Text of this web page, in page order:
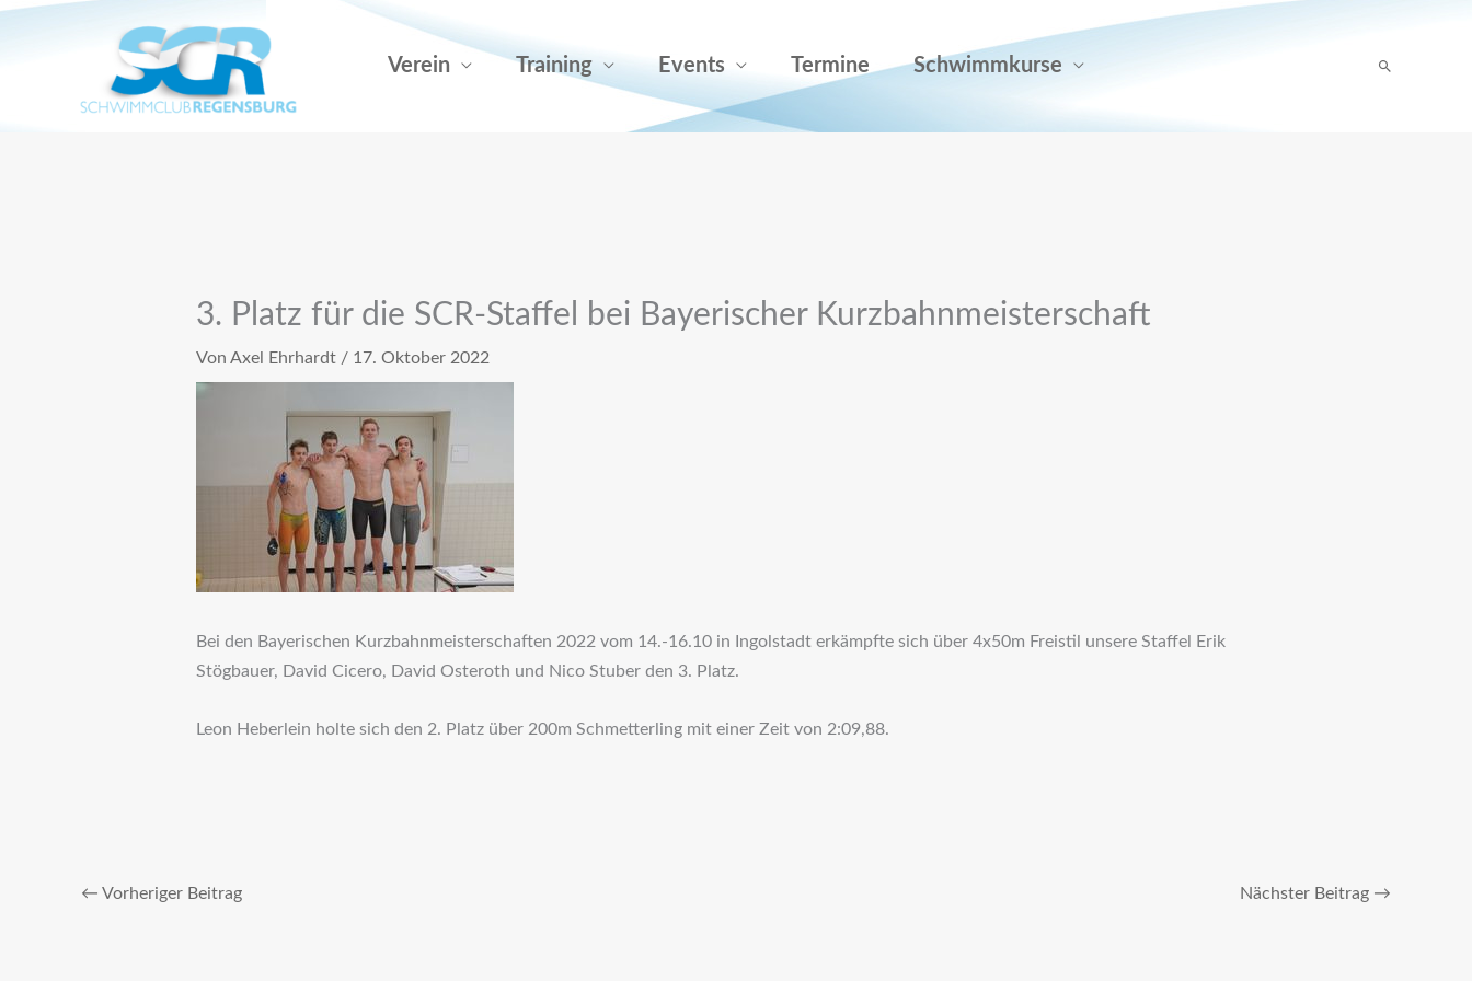
Zum
Verein Training Events Termine Schwimmkurse Suchen
3. Platz für die SCR-Staffel bei Bayerischer Kurzbahnmeisterschaft
Von Axel Ehrhardt / 17. Oktober 2022
Bei den Bayerischen Kurzbahnmeisterschaften 2022 vom 14.-16.10 in Ingolstadt erkämpfte sich über 4x50m Freistil unsere Staffel Erik
Stögbauer, David Cicero, David Osteroth und Nico Stuber den 3. Platz.
Leon Heberlein holte sich den 2. Platz über 200m Schmetterling mit einer Zeit von 2:09,88.
← Vorheriger Beitrag Nächster Beitrag →